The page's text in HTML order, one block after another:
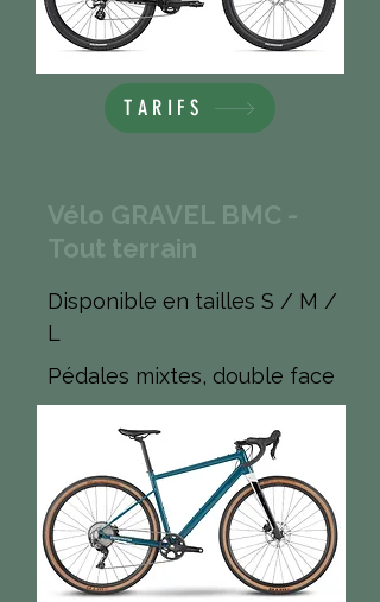
TARIFS
Vélo GRAVEL BMC -
Tout terrain
Disponible en tailles S / M /
L
Pédales mixtes, double face